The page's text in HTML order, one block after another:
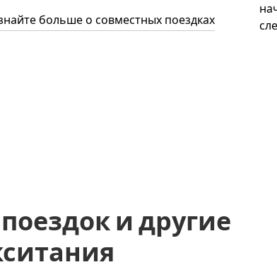
больше о совместных поездках
и другие